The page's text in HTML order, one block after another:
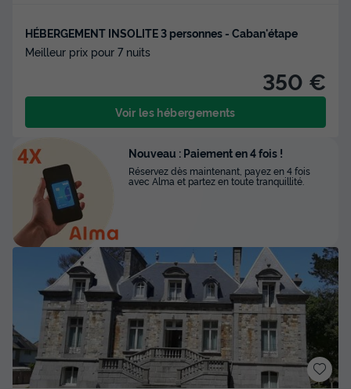
HÉBERGEMENT INSOLITE 3 personnes - Caban'étape
Meilleur prix pour 7 nuits
350 €
Voir les hébergements
Nouveau : Paiement en 4 fois !
Réservez dès maintenant, payez en 4 fois
avec Alma et partez en toute tranquillité.